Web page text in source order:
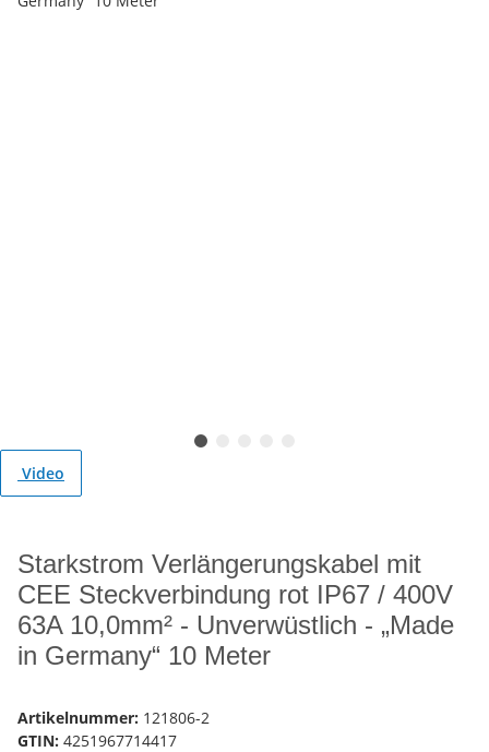
Video
Starkstrom Verlängerungskabel mit
CEE Steckverbindung rot IP67 / 400V
63A 10,0mm² - Unverwüstlich - „Made
in Germany“ 10 Meter
Artikelnummer: 121806-2
GTIN: 4251967714417